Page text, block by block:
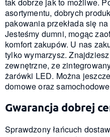
asortymentu, dobrych
pakowania przekłada się
Jesteśmy dumni, mogąc
komfort zakupów. U nas
tylko wymarzysz.
zewnętrzne, ze
żarówki LED. Można
domowe oraz
Gwarancja dobrej
Sprawdzony łańcuch